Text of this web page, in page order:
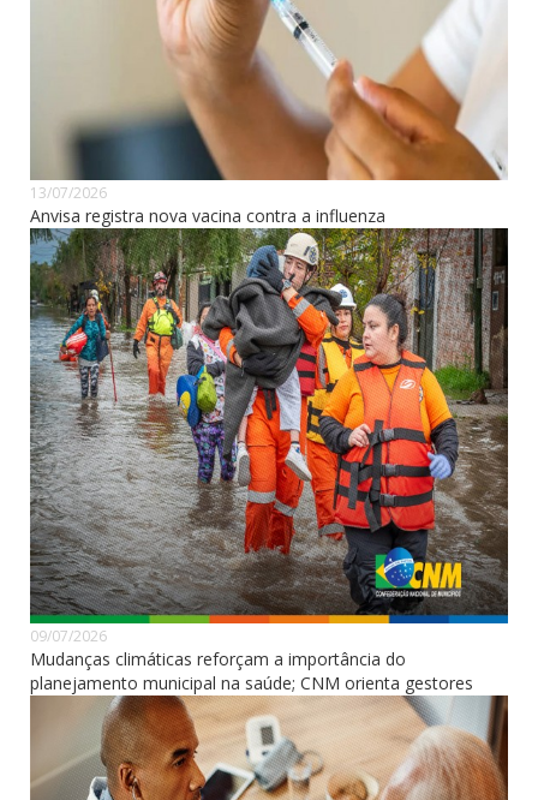
13/07/2026
Anvisa registra nova vacina contra a influenza
09/07/2026
Mudanças climáticas reforçam a importância do
planejamento municipal na saúde; CNM orienta gestores